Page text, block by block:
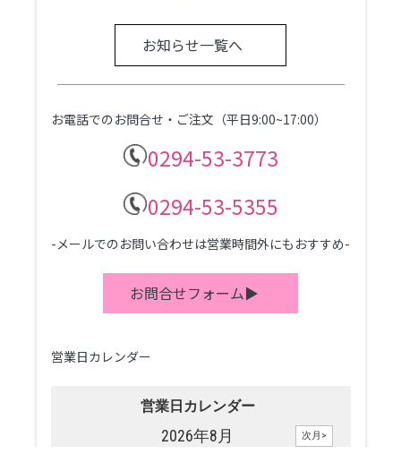
お知らせ一覧へ
お電話でのお問合せ・ご注文（平日9:00~17:00）
0294-53-3773
0294-53-5355
-メールでのお問い合わせは営業時間外にもおすすめ-
お問合せフォーム▶
営業日カレンダー